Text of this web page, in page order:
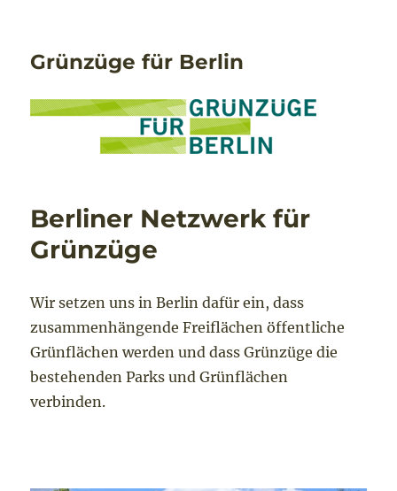
Grünzüge für Berlin
Berliner Netzwerk für
Grünzüge
Wir setzen uns in Berlin dafür ein, dass
zusammenhängende Freiflächen öffentliche
Grünflächen werden und dass Grünzüge die
bestehenden Parks und Grünflächen
verbinden.